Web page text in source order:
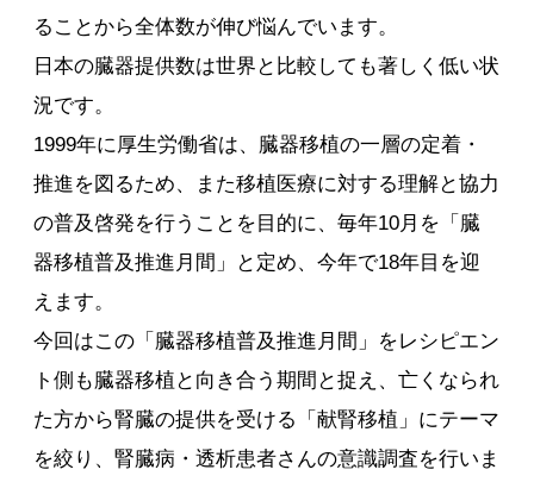
ることから全体数が伸び悩んでいます。
日本の臓器提供数は世界と比較しても著しく低い状
況です。
1999年に厚生労働省は、臓器移植の一層の定着・
推進を図るため、また移植医療に対する理解と協力
の普及啓発を行うことを目的に、毎年10月を「臓
器移植普及推進月間」と定め、今年で18年目を迎
えます。
今回はこの「臓器移植普及推進月間」をレシピエン
ト側も臓器移植と向き合う期間と捉え、亡くなられ
た方から腎臓の提供を受ける「献腎移植」にテーマ
を絞り、腎臓病・透析患者さんの意識調査を行いま